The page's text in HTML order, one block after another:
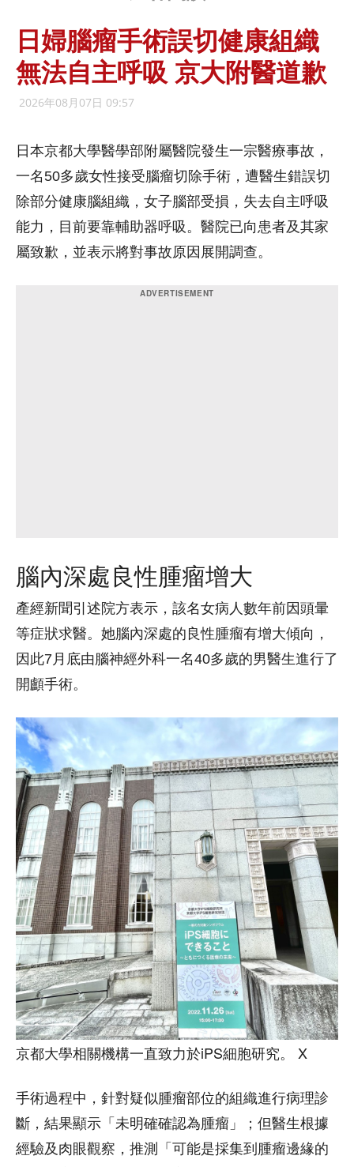
日婦腦瘤手術誤切健康組織
無法自主呼吸 京大附醫道歉
2026年08月07日 09:57
日本京都大學醫學部附屬醫院發生一宗醫療事故，
一名50多歲女性接受腦瘤切除手術，遭醫生錯誤切
除部分健康腦組織，女子腦部受損，失去自主呼吸
能力，目前要靠輔助器呼吸。醫院已向患者及其家
屬致歉，並表示將對事故原因展開調查。
腦內深處良性腫瘤增大
產經新聞引述院方表示，該名女病人數年前因頭暈
等症狀求醫。她腦內深處的良性腫瘤有增大傾向，
因此7月底由腦神經外科一名40多歲的男醫生進行了
開顱手術。
京都大學相關機構一直致力於iPS細胞研究。 X
手術過程中，針對疑似腫瘤部位的組織進行病理診
斷，結果顯示「未明確確認為腫瘤」；但醫生根據
經驗及肉眼觀察，推測「可能是採集到腫瘤邊緣的